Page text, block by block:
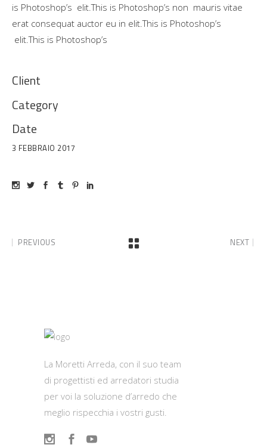
is Photoshop’s elit.This is Photoshop’s non mauris vitae
erat consequat auctor eu in elit.This is Photoshop’s
elit.This is Photoshop’s
Client
Category
Date
3 FEBBRAIO 2017
PREVIOUS NEXT
La Moretti Arreda, con il suo team
di progettisti ed arredatori studia
per voi la soluzione d’arredo che
meglio rispecchia i vostri gusti.